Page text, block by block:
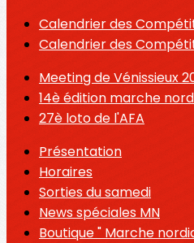
Calendrier des
Calendrier des
Meeting de Vénissieux
14è édition marche
27è loto de l'AFA
Présentation
Horaires
Sorties du samedi
News spéciales MN
Boutique " Marche